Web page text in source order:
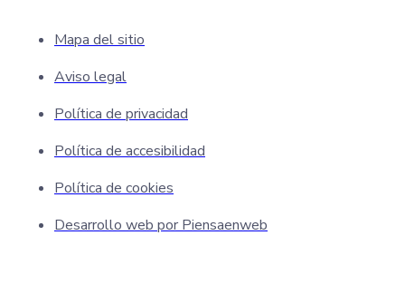
Mapa del sitio
Aviso legal
Política de privacidad
Política de accesibilidad
Política de cookies
Desarrollo web por Piensaenweb